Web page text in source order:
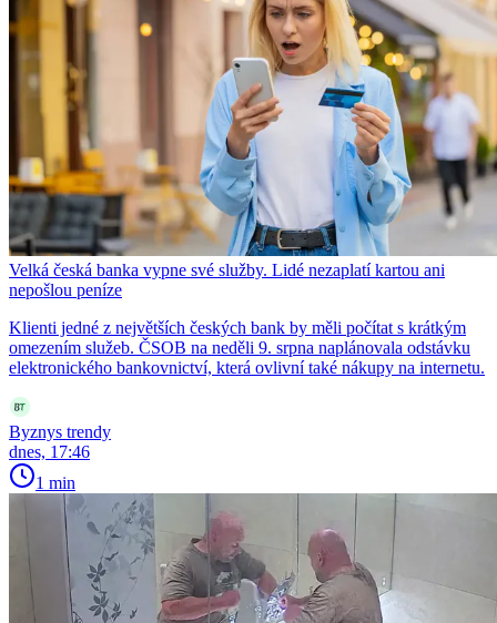
Velká česká banka vypne své služby. Lidé nezaplatí kartou ani
nepošlou peníze
Klienti jedné z největších českých bank by měli počítat s krátkým
omezením služeb. ČSOB na neděli 9. srpna naplánovala odstávku
elektronického bankovnictví, která ovlivní také nákupy na internetu.
Byznys trendy
dnes, 17:46
1 min